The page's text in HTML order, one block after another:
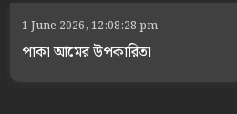
1 June 2026, 12:08:28 pm
পাকা আমের উপকারিতা